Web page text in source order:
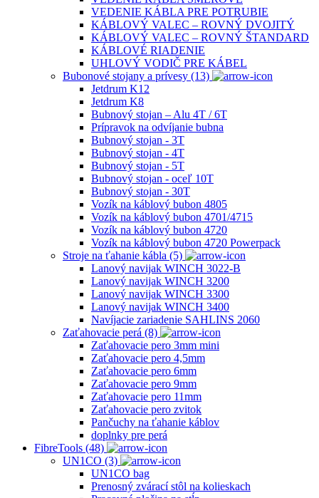
VEDENIE KÁBLA PRE POTRUBIE
KÁBLOVÝ VALEC – ROVNÝ DVOJITÝ
KÁBLOVÝ VALEC – ROVNÝ ŠTANDARD
KÁBLOVÉ RIADENIE
UHLOVÝ VODIČ PRE KÁBEL
Bubonové stojany a prívesy (13)
Jetdrum K12
Jetdrum K8
Bubnový stojan – Alu 4T / 6T
Prípravok na odvíjanie bubna
Bubnový stojan - 3T
Bubnový stojan - 4T
Bubnový stojan - 5T
Bubnový stojan - oceľ 10T
Bubnový stojan - 30T
Vozík na káblový bubon 4805
Vozík na káblový bubon 4701/4715
Vozík na káblový bubon 4720
Vozík na káblový bubon 4720 Powerpack
Stroje na ťahanie kábla (5)
Lanový navijak WINCH 3022-B
Lanový navijak WINCH 3200
Lanový navijak WINCH 3300
Lanový navijak WINCH 3400
Navíjacie zariadenie SAHLINS 2060
Zaťahovacie perá (8)
Zaťahovacie pero 3mm mini
Zaťahovacie pero 4,5mm
Zaťahovacie pero 6mm
Zaťahovacie pero 9mm
Zaťahovacie pero 11mm
Zaťahovacie pero zvitok
Pančuchy na ťahanie káblov
doplnky pre perá
FibreTools (48)
UN1CO (3)
UN1CO bag
Prenosný zvárací stôl na kolieskach